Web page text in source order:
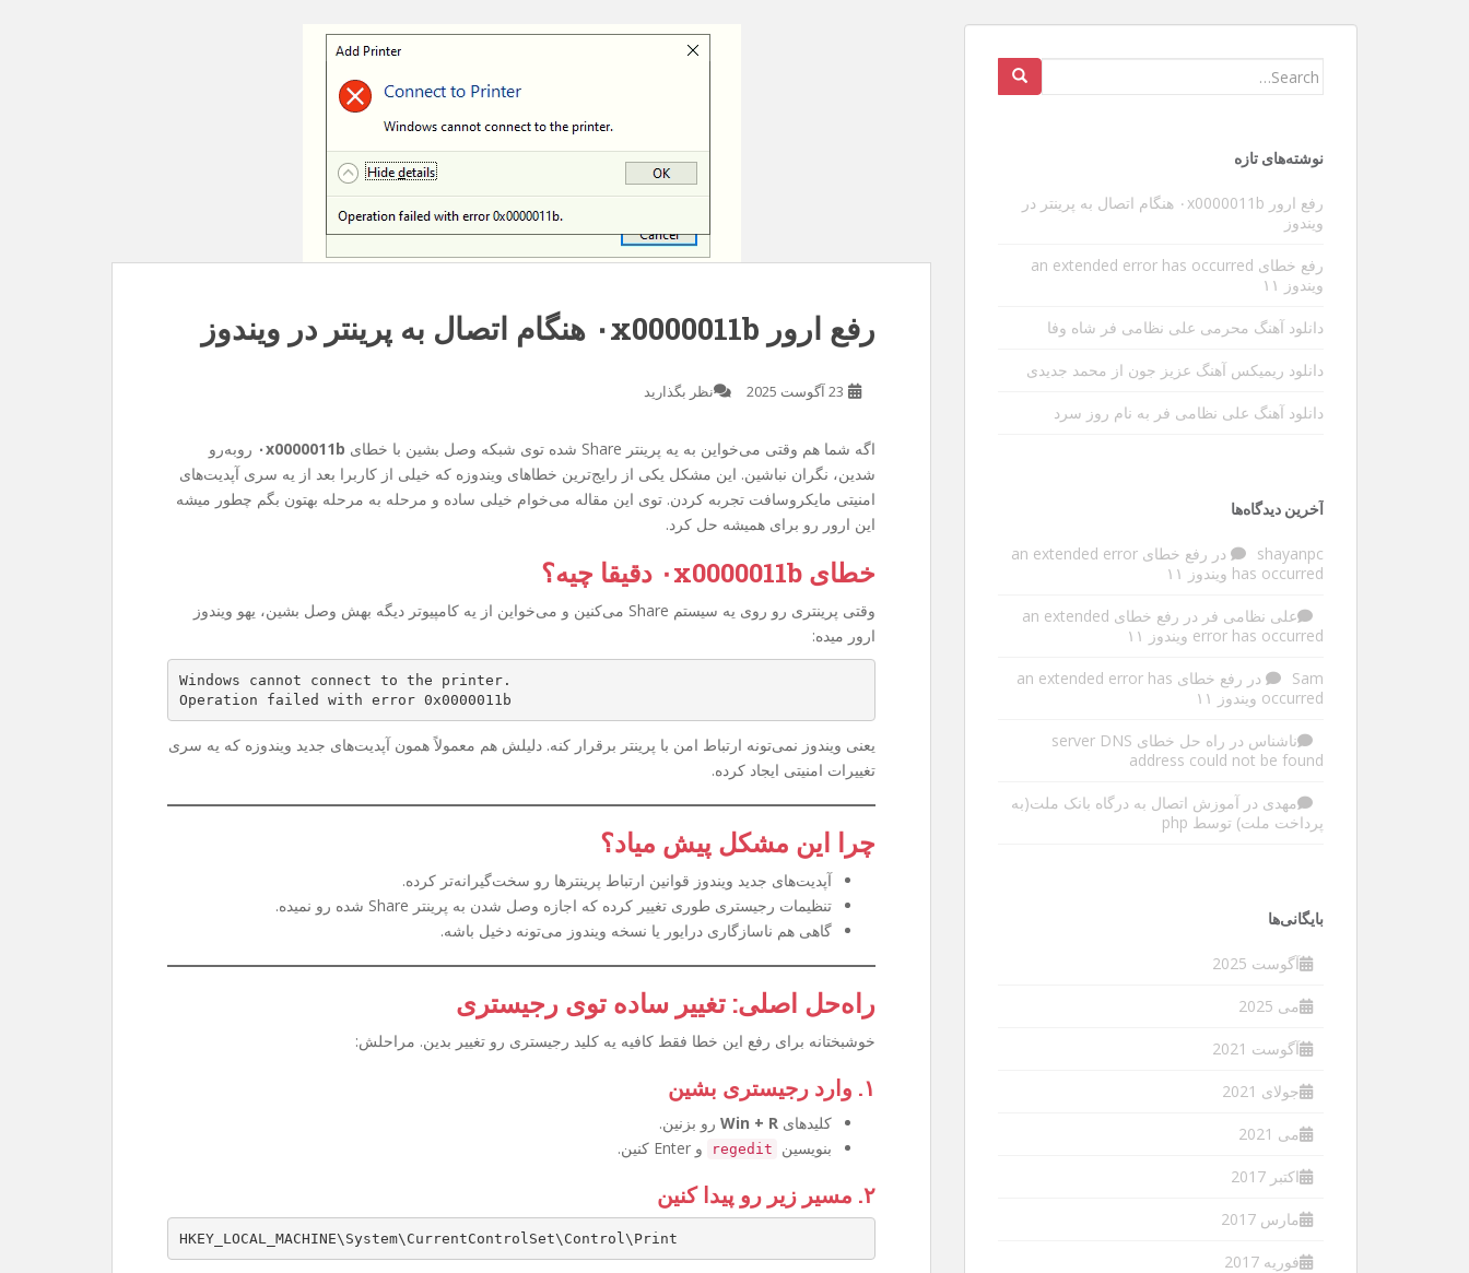
عوارض ویبره گوشی در طولانی مدت
شدیدا داره منو آزار میده البته مطلبی که میخوام بنویسم ربطی به سرفه نداره و مربوط به قضیه
ی مهم دیگه ای هست . بین کارها یه تایم خالی پیدا کردم و فرصت رو غنیمت شمردم و با گوشی
[…]
رفع ارور ۰x0000011b هنگام اتصال به پرینتر در ویندوز
23 آگوست 2025 نظر بگذارید
اگه شما هم وقتی می‌خواین به یه پرینتر Share شده توی شبکه وصل بشین با خطای ۰x0000011b روبه‌رو
شدین، نگران نباشین. این مشکل یکی از رایج‌ترین خطاهای ویندوزه که خیلی از کاربرا بعد از یه سری آپدیت‌های
امنیتی مایکروسافت تجربه کردن. توی این مقاله می‌خوام خیلی ساده و مرحله به مرحله بهتون بگم چطور میشه
این ارور رو برای همیشه حل کرد.
خطای ۰x0000011b دقیقا چیه؟
وقتی پرینتری رو روی یه سیستم Share می‌کنین و می‌خواین از یه کامپیوتر دیگه بهش وصل بشین، یهو ویندوز
ارور میده:
Windows cannot connect to the printer.
Operation failed with error 0x0000011b
یعنی ویندوز نمی‌تونه ارتباط امن با پرینتر برقرار کنه. دلیلش هم معمولاً همون آپدیت‌های جدید ویندوزه که یه سری
تغییرات امنیتی ایجاد کرده.
چرا این مشکل پیش میاد؟
آپدیت‌های جدید ویندوز قوانین ارتباط پرینترها رو سخت‌گیرانه‌تر کرده.
تنظیمات رجیستری طوری تغییر کرده که اجازه وصل شدن به پرینتر Share شده رو نمیده.
گاهی هم ناسازگاری درایور یا نسخه ویندوز می‌تونه دخیل باشه.
راه‌حل اصلی: تغییر ساده توی رجیستری
خوشبختانه برای رفع این خطا فقط کافیه یه کلید رجیستری رو تغییر بدین. مراحلش:
۱. وارد رجیستری بشین
کلیدهای Win + R رو بزنین.
بنویسین
regedit و Enter کنین.
۲. مسیر زیر رو پیدا کنین
HKEY_LOCAL_MACHINE\System\CurrentControlSet\Control\Print
Search
نوشته‌های تازه
رفع ارور ۰x0000011b هنگام اتصال به پرینتر در
ویندوز
رفع خطای an extended error has occurred
ویندوز ۱۱
دانلود آهنگ محرمی علی نظامی فر شاه وفا
دانلود ریمیکس آهنگ عزیز جون از محمد جدیدی
دانلود آهنگ علی نظامی فر به نام روز سرد
آخرین دیدگاه‌ها
shayanpc در
رفع خطای an extended error
has occurred ویندوز ۱۱
علی نظامی فر در
رفع خطای an extended
error has occurred ویندوز ۱۱
Sam در
رفع خطای an extended error has
occurred ویندوز ۱۱
ناشناس در
راه حل خطای server DNS
address could not be found
مهدی در آموزش اتصال به درگاه بانک ملت(به
پرداخت ملت) توسط php
بایگانی‌ها
آگوست 2025
می 2025
آگوست 2021
جولای 2021
می 2021
اکتبر 2017
مارس 2017
فوریه 2017